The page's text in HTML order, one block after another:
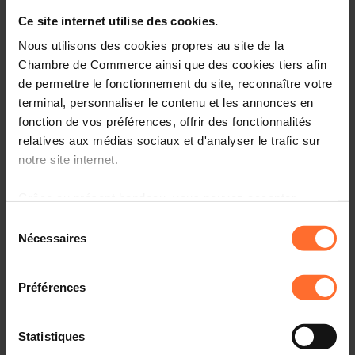
Ce site internet utilise des cookies.
Nous utilisons des cookies propres au site de la
Chambre de Commerce ainsi que des cookies tiers afin
de permettre le fonctionnement du site, reconnaître votre
terminal, personnaliser le contenu et les annonces en
fonction de vos préférences, offrir des fonctionnalités
relatives aux médias sociaux et d'analyser le trafic sur
notre site internet.
à l’exception des cookies strictement nécessaires au
fonctionnement du site. Une description des différents
cookies est accessible sous l’onglet « Détails » ci-
dessus.
Il est précisé que la navigation sur le site et certaines
fonctionnalités (ex : lecture de vidéos, partage sur les
Nécessaires
Préférences
Statistiques
entrepreneurs.
Comment? Participez à une prochaine session « le
parcours du créateur d’entreprise au Luxembourg», qui
vous informera sur l’écosystème, le cadre réglementaire
et les démarches à suivre.
Programme
entrepreneurs au Luxembourg
Comprendre la procédure liée à l’autorisation